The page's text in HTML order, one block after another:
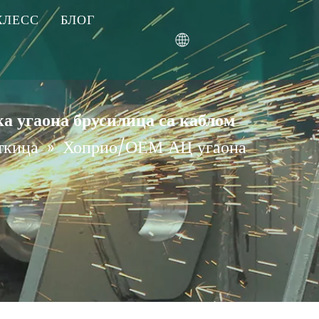
БЛОГ
брусилица са каблом
»Хоприо/ОЕМ АЦ угаона